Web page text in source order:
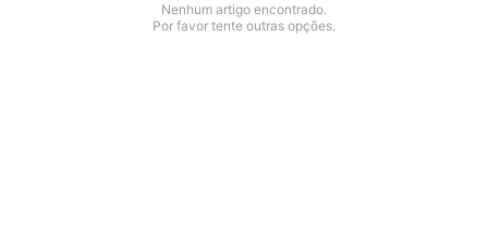
Nenhum artigo encontrado.
Por favor tente outras opções.